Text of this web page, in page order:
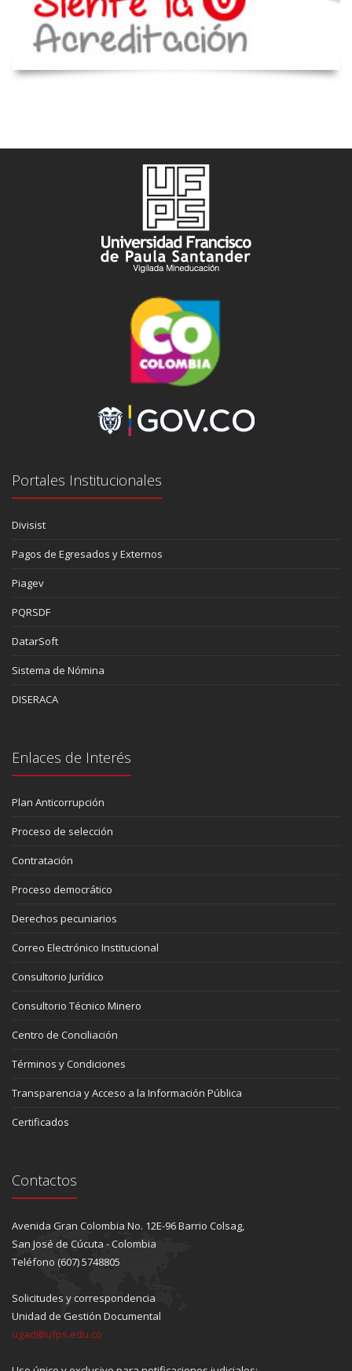
Portales Institucionales
Divisist
Pagos de Egresados y Externos
Piagev
PQRSDF
DatarSoft
Sistema de Nómina
DISERACA
Enlaces de Interés
Plan Anticorrupción
Proceso de selección
Contratación
Proceso democrático
Derechos pecuniarios
Correo Electrónico Institucional
Consultorio Jurídico
Consultorio Técnico Minero
Centro de Conciliación
Términos y Condiciones
Transparencia y Acceso a la Información Pública
Certificados
Contactos
Avenida Gran Colombia No. 12E-96 Barrio Colsag,
San José de Cúcuta - Colombia
Teléfono (607) 5748805
Solicitudes y correspondencia
Unidad de Gestión Documental
ugad@ufps.edu.co